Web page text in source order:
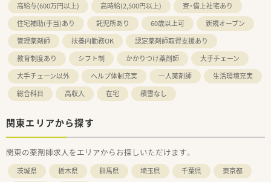
高給与(600万円以上)
高時給(2,500円以上)
寮・借上社宅あり
住宅補助(手当)あり
託児所あり 60歳以上可
新規オープン
管理薬剤師
扶養内勤務OK
認定薬剤師取得支援あり
教育制度あり
シフト制 かかりつけ薬剤師
大手チェーン
大手チェーン以外
ヘルプ体制充実 一人薬剤師
生活環境充実
総合科目
高収入 在宅 積雪なし
関東エリアから探す
関東の薬剤師求人をエリアからお探しいただけます。
茨城県 栃木県 群馬県 埼玉県 千葉県
東京都